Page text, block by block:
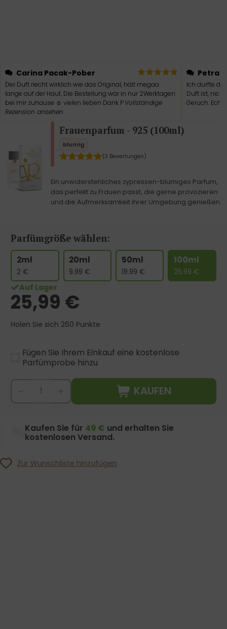
Carina Pacak-Pober
Der Duft riecht wirklich wie das Original, hält megaa
lange auf der Haut. Die Bestellung war in nur 2Werktagen
bei mir zuhause ☺️ vielen lieben Dank PVollständige
Rezension ansehen
Petra
Ich durfte
Duft ist,
Geruch. Echt
Frauenparfum - 925 (100ml)
blumig
(3 Bewertungen)
Ein unwiderstehliches zypressen-blumiges Parfum,
das perfekt zu Frauen passt, die gerne provozieren
und die Aufmerksamkeit ihrer Umgebung genießen.
Parfümgröße wählen:
2ml
2 €
20ml
9.99 €
50ml
19.99 €
100ml
25.99 €
Auf Lager
25,99 €
Holen Sie sich 260 Punkte
Fügen Sie Ihrem Einkauf eine kostenlose
Parfümprobe hinzu
KAUFEN
Kaufen Sie für 49 € und erhalten Sie
kostenlosen Versand.
Zur Wunschliste hinzufügen